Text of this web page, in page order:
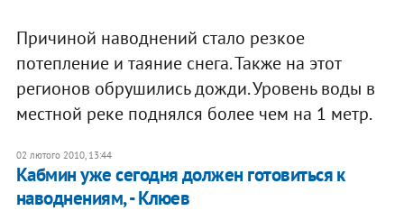
Причиной наводнений стало резкое
потепление и таяние снега. Также на этот
регионов обрушились дожди. Уровень воды в
местной реке поднялся более чем на 1 метр.
02 лютого 2010, 13:44
Кабмин уже сегодня должен готовиться к
наводнениям, - Клюев